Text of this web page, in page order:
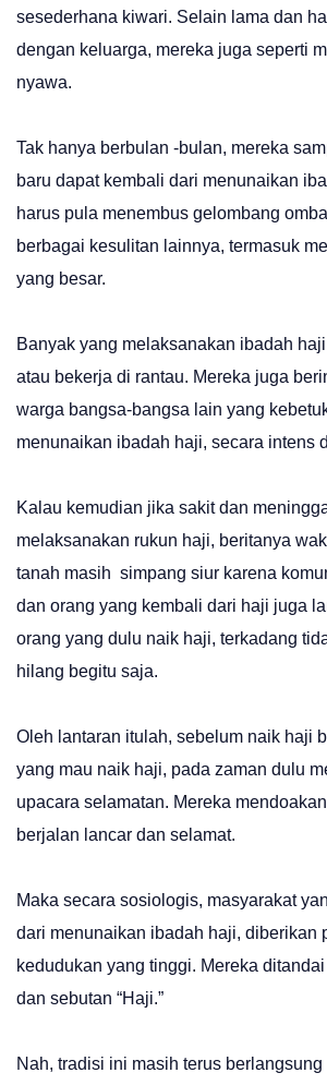
sesederhana kiwari. Selain lama dan
dengan keluarga, mereka juga seperti
nyawa.
Tak hanya berbulan -bulan, mereka
baru dapat kembali dari menunaikan
harus pula menembus gelombang
berbagai kesulitan lainnya, termasuk
yang besar.
Banyak yang melaksanakan ibadah
atau bekerja di rantau. Mereka juga
warga bangsa-bangsa lain yang
menunaikan ibadah haji, secara intens
Kalau kemudian jika sakit dan
melaksanakan rukun haji, beritanya
tanah masih simpang siur karena
dan orang yang kembali dari haji juga
orang yang dulu naik haji, terkadang
hilang begitu saja.
Oleh lantaran itulah, sebelum naik haji
yang mau naik haji, pada zaman dulu
upacara selamatan. Mereka
berjalan lancar dan selamat.
Maka secara sosiologis, masyarakat
dari menunaikan ibadah haji, diberikan
kedudukan yang tinggi. Mereka
dan sebutan “Haji.”
Nah, tradisi ini masih terus